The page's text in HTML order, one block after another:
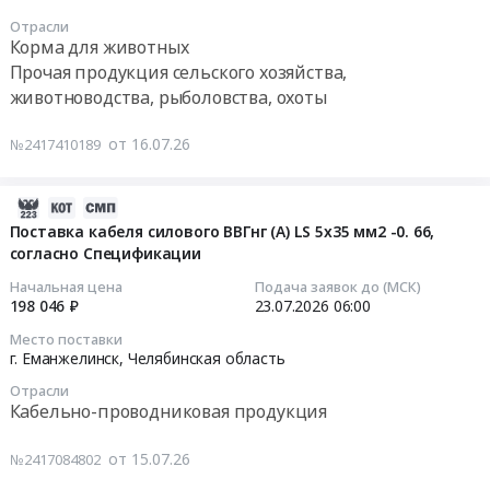
Отрасли
Корма для животных
Прочая продукция сельского хозяйства,
животноводства, рыболовства, охоты
№2417410189 от 16.07.26
Поставка кабеля силового ВВГнг (А) LS 5х35 мм2 -0. 66,
согласно Спецификации
Начальная цена
198 046 ₽
Подача заявок до (МСК)
23.07.2026 06:00
Место поставки
г. Еманжелинск, Челябинская область
Отрасли
Кабельно-проводниковая продукция
№2417084802 от 15.07.26